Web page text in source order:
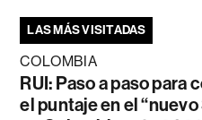
LAS MÁS VISITADAS
COLOMBIA
RUI: Paso a paso para
el puntaje en el